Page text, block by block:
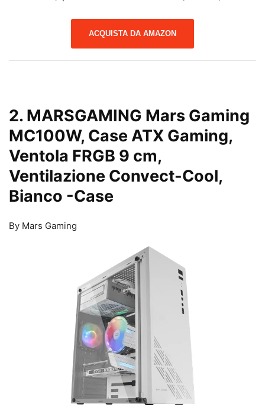
ACQUISTA DA AMAZON
2. MARSGAMING Mars Gaming
MC100W, Case ATX Gaming,
Ventola FRGB 9 cm,
Ventilazione Convect-Cool,
Bianco -Case
By Mars Gaming